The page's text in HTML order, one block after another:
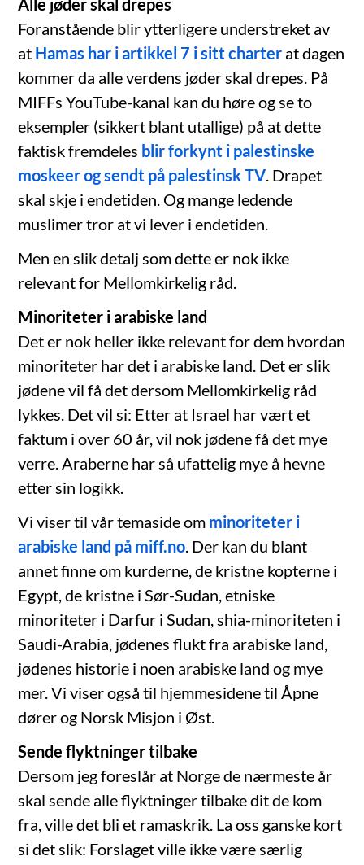
Alle jøder skal drepes
Foranstående blir ytterligere understreket av
at Hamas har i artikkel 7 i sitt charter at dagen
kommer da alle verdens jøder skal drepes. På
MIFFs YouTube-kanal kan du høre og se to
eksempler (sikkert blant utallige) på at dette
faktisk fremdeles blir forkynt i palestinske
moskeer og sendt på palestinsk TV. Drapet
skal skje i endetiden. Og mange ledende
muslimer tror at vi lever i endetiden.
Men en slik detalj som dette er nok ikke
relevant for Mellomkirkelig råd.
Minoriteter i arabiske land
Det er nok heller ikke relevant for dem hvordan
minoriteter har det i arabiske land. Det er slik
jødene vil få det dersom Mellomkirkelig råd
lykkes. Det vil si: Etter at Israel har vært et
faktum i over 60 år, vil nok jødene få det mye
verre. Araberne har så ufattelig mye å hevne
etter sin logikk.
Vi viser til vår temaside om minoriteter i
arabiske land på miff.no. Der kan du blant
annet finne om kurderne, de kristne kopterne i
Egypt, de kristne i Sør-Sudan, etniske
minoriteter i Darfur i Sudan, shia-minoriteten i
Saudi-Arabia, jødenes flukt fra arabiske land,
jødenes historie i noen arabiske land og mye
mer. Vi viser også til hjemmesidene til Åpne
dører og Norsk Misjon i Øst.
Sende flyktninger tilbake
Dersom jeg foreslår at Norge de nærmeste år
skal sende alle flyktninger tilbake dit de kom
fra, ville det bli et ramaskrik. La oss ganske kort
si det slik: Forslaget ville ikke være særlig